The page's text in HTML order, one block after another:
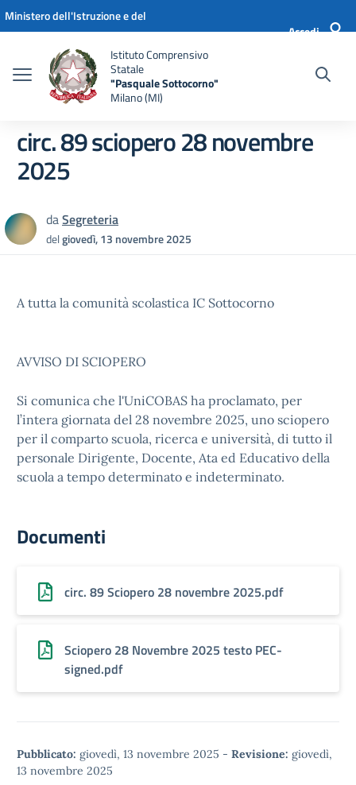
Vai ai contenuti
Vai al menu di navigazione
Vai al footer
Ministero dell'Istruzione e del
Accedi
Istituto Comprensivo
Statale
"Pasquale Sottocorno"
Milano (MI)
circ. 89 sciopero 28 novembre
2025
daSegreteria
delgiovedì, 13 novembre 2025
A tutta la comunità scolastica IC Sottocorno
AVVISO DI SCIOPERO
Si comunica che l'UniCOBAS ha proclamato, per
l’intera giornata del 28 novembre 2025, uno sciopero
per il comparto scuola, ricerca e università, di tutto il
personale Dirigente, Docente, Ata ed Educativo della
scuola a tempo determinato e indeterminato.
Documenti
circ. 89 Sciopero 28 novembre 2025.pdf
Sciopero 28 Novembre 2025 testo PEC-
signed.pdf
Pubblicato: giovedì, 13 novembre 2025 - Revisione: giovedì,
13 novembre 2025